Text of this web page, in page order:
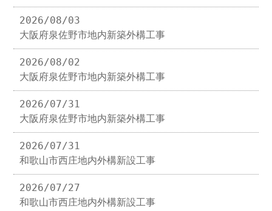
2026/08/03
大阪府泉佐野市地内新築外構工事
2026/08/02
大阪府泉佐野市地内新築外構工事
2026/07/31
大阪府泉佐野市地内新築外構工事
2026/07/31
和歌山市西庄地内外構新設工事
2026/07/27
和歌山市西庄地内外構新設工事